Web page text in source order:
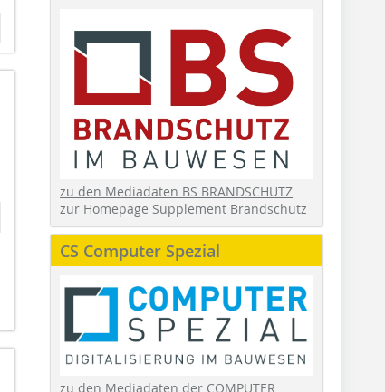
zu den Mediadaten BS BRANDSCHUTZ
zur Homepage Supplement Brandschutz
CS Computer Spezial
zu den Mediadaten der COMPUTER